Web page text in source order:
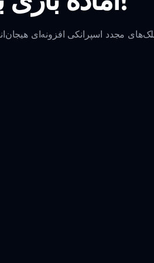
مجدد اسپرانکی افزونه‌ای